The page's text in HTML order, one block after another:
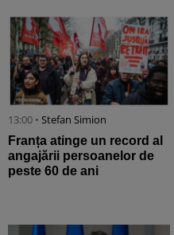
13:00 • Stefan Simion
Franța atinge un record al
angajării persoanelor de
peste 60 de ani